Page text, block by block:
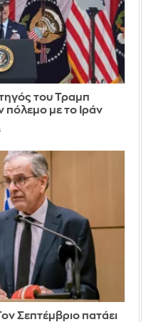
του Τραμπ
πόλεμο με το Ιράν
Σεπτέμβριο πατάει